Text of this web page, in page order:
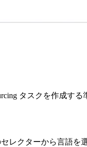
タスクを作成する
レクターから言語